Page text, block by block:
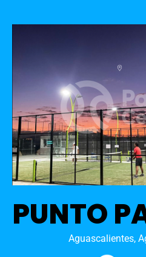
PUNTO
Aguascalientes,